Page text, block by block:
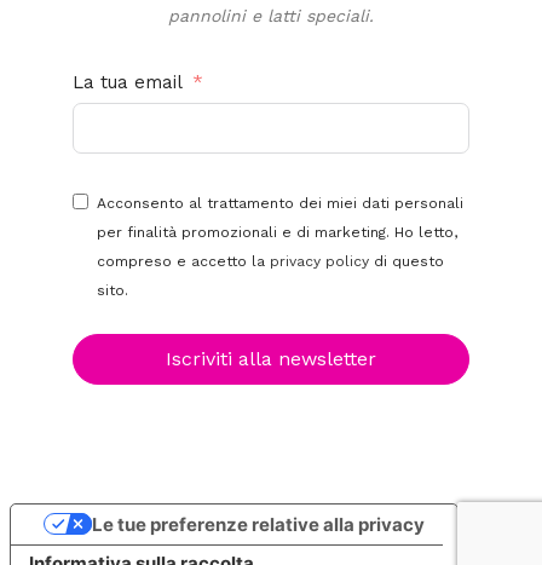
pannolini e latti speciali.
La tua email
Acconsento al trattamento dei miei dati personali
per finalità promozionali e di marketing. Ho letto,
compreso e accetto la privacy policy di questo
sito.
Iscriviti alla newsletter
Le tue preferenze relative alla privacy